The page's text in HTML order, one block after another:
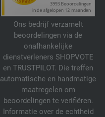
Ons bedrijf verzamelt
beoordelingen via de
onafhankelijke
dienstverleners SHOPVOTE
en TRUSTPILOT. Die treffen
automatische en handmatige
maatregelen om
beoordelingen te verifiëren.
Informatie over de echtheid